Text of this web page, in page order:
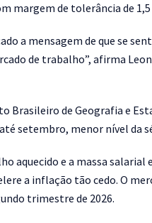
margem de tolerância de
a mensagem de que se
de trabalho”, afirma
Brasileiro de Geografia e
setembro, menor nível da
aquecido e a massa salarial
a inflação tão cedo. O
trimestre de 2026.